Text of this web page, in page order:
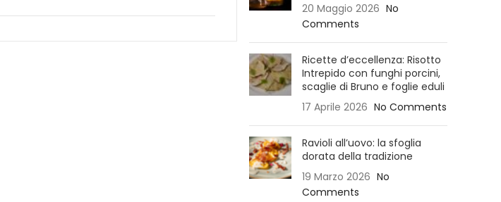
20 Maggio 2026 No
Comments
Ricette d’eccellenza: Risotto
Intrepido con funghi porcini,
scaglie di Bruno e foglie eduli
17 Aprile 2026 No Comments
Ravioli all’uovo: la sfoglia
dorata della tradizione
19 Marzo 2026 No
Comments